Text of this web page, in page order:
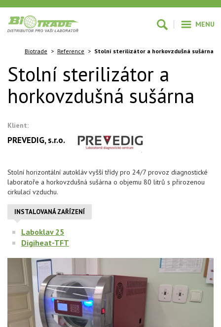
MENU
Biotrade > Reference > Stolní sterilizátor a horkovzdušná sušárna
Stolní sterilizátor a
horkovzdušná sušárna
Klient:
PREVEDIG, s.r.o.
Stolní horizontální autokláv vyšší třídy pro 24/7 provoz diagnostické
laboratoře a horkovzdušná sušárna o objemu 80 litrů s přirozenou
cirkulací vzduchu.
INSTALOVANÁ ZAŘÍZENÍ
Laboklav 25
Digiheat-TFT